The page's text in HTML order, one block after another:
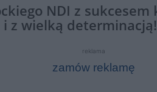
NDI z
z wielką determinacją!
reklama
zamów reklamę